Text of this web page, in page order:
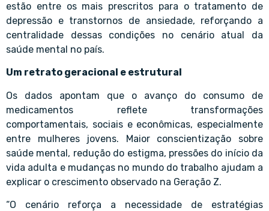
estão entre os mais prescritos para o tratamento de
depressão e transtornos de ansiedade, reforçando a
centralidade dessas condições no cenário atual da
saúde mental no país.
Um retrato geracional e estrutural
Os dados apontam que o avanço do consumo de
medicamentos reflete transformações
comportamentais, sociais e econômicas, especialmente
entre mulheres jovens. Maior conscientização sobre
saúde mental, redução do estigma, pressões do início da
vida adulta e mudanças no mundo do trabalho ajudam a
explicar o crescimento observado na Geração Z.
“O cenário reforça a necessidade de estratégias